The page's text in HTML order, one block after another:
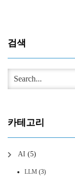
검색
카테고리
AI (5)
LLM (3)